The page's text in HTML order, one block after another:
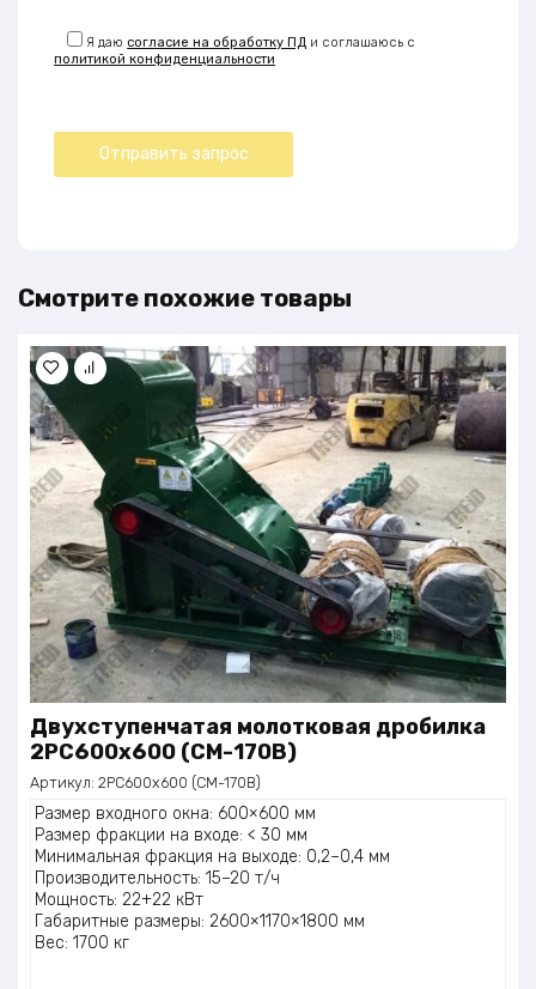
Я даюсогласие на обработку ПД и соглашаюсь с
политикой конфиденциальности
Смотрите похожие товары
Двухступенчатая молотковая дробилка
2PC600х600 (СМ-170В)
Артикул: 2PC600х600 (СМ-170В)
Размер входного окна: 600×600 мм
Размер фракции на входе: < 30 мм
Минимальная фракция на выходе: 0,2–0,4 мм
Производительность: 15–20 т/ч
Мощность: 22+22 кВт
Габаритные размеры: 2600×1170×1800 мм
Вес: 1700 кг